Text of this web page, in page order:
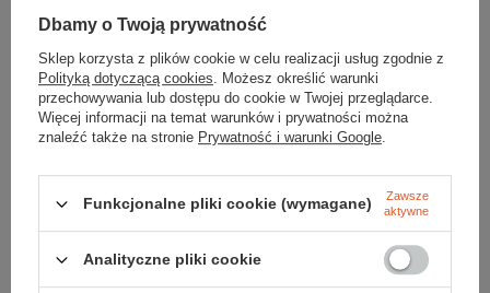
Szukasz produktu, którego nie mamy w
ofercie?
naszym sklepie, możesz skorzystać ze specjalnego formularza i
przesłać nam opis szukanego przedmiotu. Aby móc to zrobić musisz
zalogowany.
Dbamy o Twoją prywatność
Sklep korzysta z plików cookie w celu realizacji usług zgodnie z
Polityką dotyczącą cookies. Możesz określić warunki
przechowywania lub dostępu do cookie w Twojej przeglądarce.
Więcej informacji na temat warunków i prywatności można
znaleźć także na stronie Prywatność i warunki Google.
Funkcjonalne pliki cookie (wymagane)
Zawsze
aktywne
Analityczne pliki cookie